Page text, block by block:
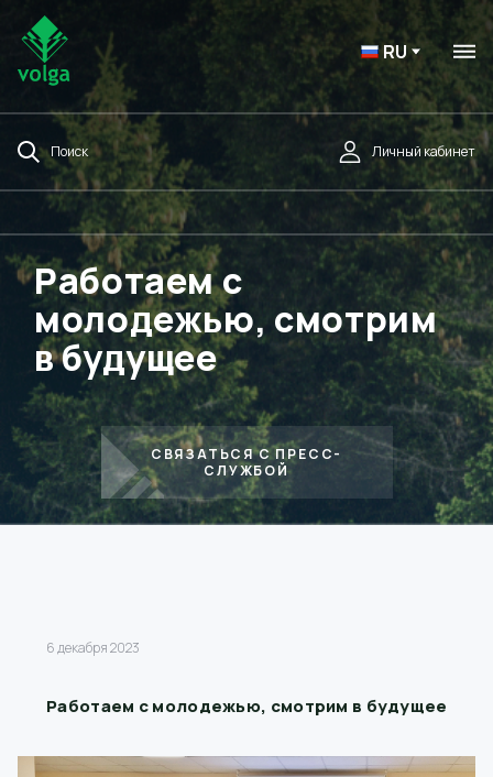
RU
Поиск Личный кабинет
Работаем с
молодежью, смотрим
в будущее
СВЯЗАТЬСЯ С ПРЕСС-
СЛУЖБОЙ
6 декабря 2023
Работаем с молодежью, смотрим в будущее